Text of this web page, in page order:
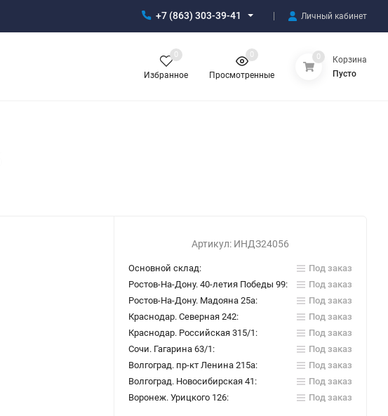
+7 (863) 303-39-41 Личный кабинет
Избранное
0
Просмотренные
0 0
Корзина
Пусто
Артикул: ИНДЗ24056
Основной склад:
Под заказ
Ростов-На-Дону. 40-летия Победы 99:
Под заказ
Ростов-На-Дону. Мадояна 25а:
Под заказ
Краснодар. Северная 242:
Под заказ
Краснодар. Российская 315/1:
Под заказ
Сочи. Гагарина 63/1:
Под заказ
Волгоград. пр-кт Ленина 215а:
Под заказ
Волгоград. Новосибирская 41:
Под заказ
Воронеж. Урицкого 126:
Под заказ